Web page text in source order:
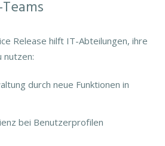
Release hilft IT-Abteilungen, ihre
nutzen:
durch neue Funktionen in
bei Benutzerprofilen